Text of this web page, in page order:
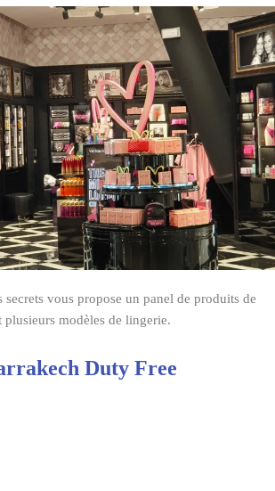
vous propose un panel de produits de
plusieurs modèles de lingerie.
Duty Free